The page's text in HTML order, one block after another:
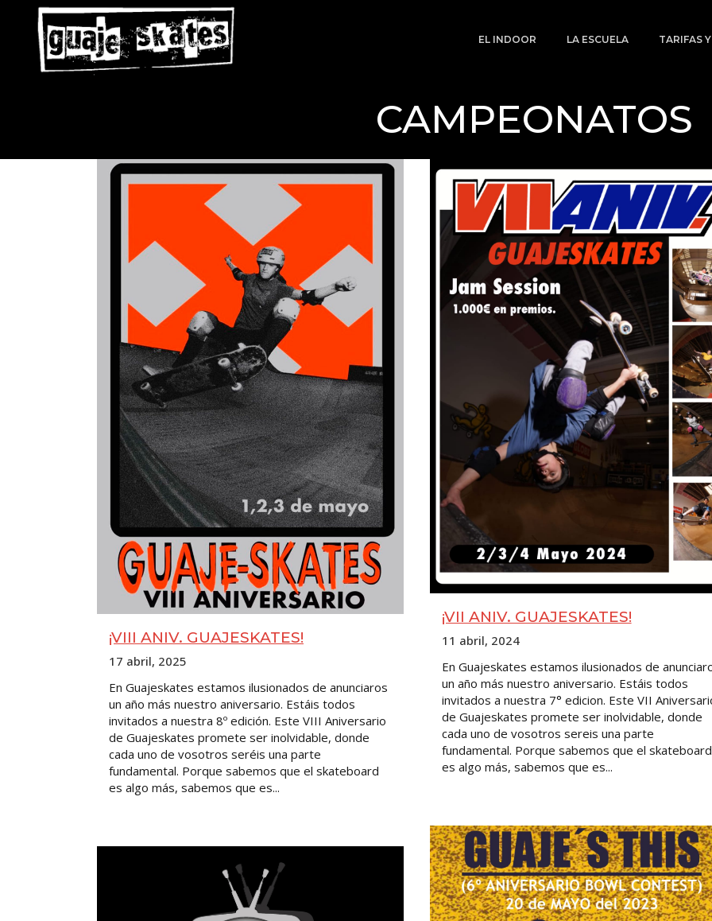
EL INDOOR LA ESCUELA TARIFAS
CAMPEONATOS
¡VIII ANIV. GUAJESKATES!
17 abril, 2025
En Guajeskates estamos ilusionados de anunciaros
un año más nuestro aniversario. Estáis todos
invitados a nuestra 8º edición. Este VIII Aniversario
de Guajeskates promete ser inolvidable, donde
cada uno de vosotros seréis una parte
fundamental. Porque sabemos que el skateboard
es algo más, sabemos que es...
¡VII ANIV. GUAJESKATES!
11 abril, 2024
En Guajeskates estamos ilusionados de
un año más nuestro aniversario. Estáis todos
invitados a nuestra 7° edicion. Este VII
de Guajeskates promete ser inolvidable, donde
cada uno de vosotros sereis una parte
fundamental. Porque sabemos que el skateboard
es algo más, sabemos que es...